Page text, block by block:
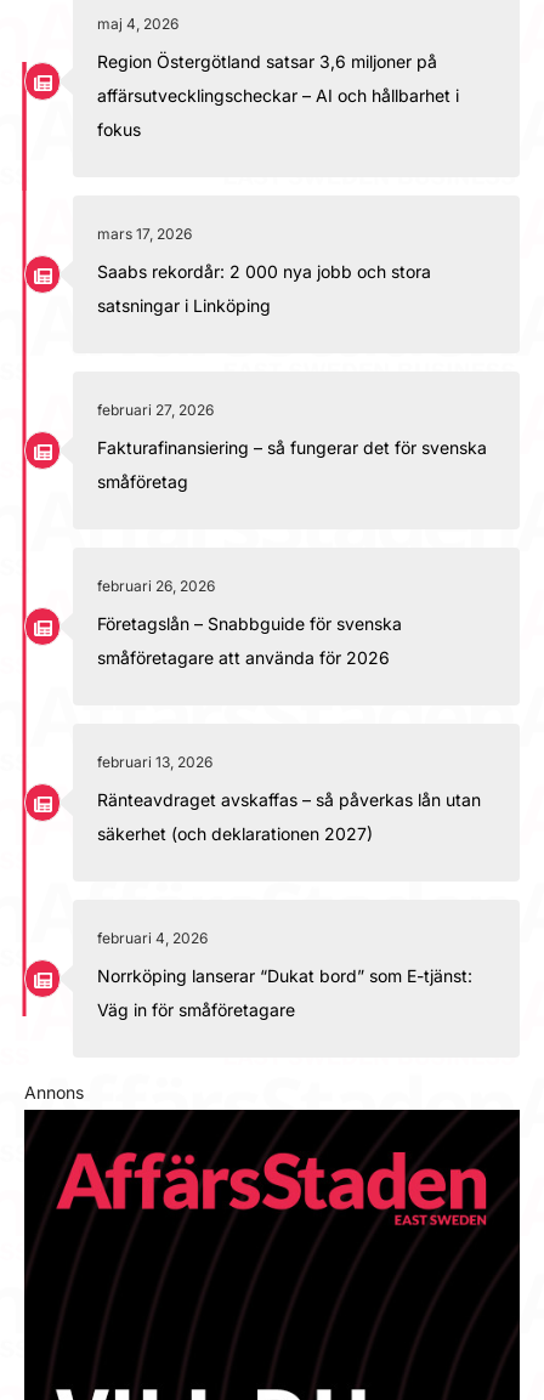
maj 4, 2026
Region Östergötland satsar 3,6 miljoner på
affärsutvecklingscheckar – AI och hållbarhet i
fokus
mars 17, 2026
Saabs rekordår: 2 000 nya jobb och stora
satsningar i Linköping
februari 27, 2026
Fakturafinansiering – så fungerar det för svenska
småföretag
februari 26, 2026
Företagslån – Snabbguide för svenska
småföretagare att använda för 2026
februari 13, 2026
Ränteavdraget avskaffas – så påverkas lån utan
säkerhet (och deklarationen 2027)
februari 4, 2026
Norrköping lanserar “Dukat bord” som E-tjänst:
Väg in för småföretagare
Annons